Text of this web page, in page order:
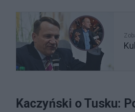
Kaczyński o Tusku: